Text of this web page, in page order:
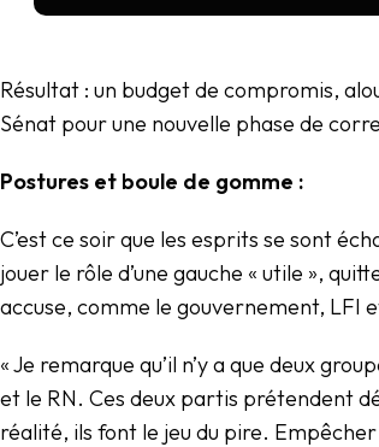
Résultat : un budget de compromis,
Sénat pour une nouvelle phase de
Postures et boule de gomme :
C’est ce soir que les esprits se sont
jouer le rôle d’une gauche « utile »,
accuse, comme le gouvernement, LFI
« Je remarque qu’il n’y a que deux
et le RN. Ces deux partis prétendent
réalité, ils font le jeu du pire.